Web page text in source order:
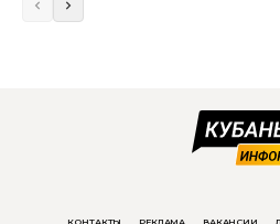
КОНТАКТЫ РЕКЛАМА ВАКАНСИИ